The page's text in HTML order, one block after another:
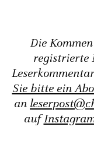
Die
registrierte
Sie bitte ein
an
auf